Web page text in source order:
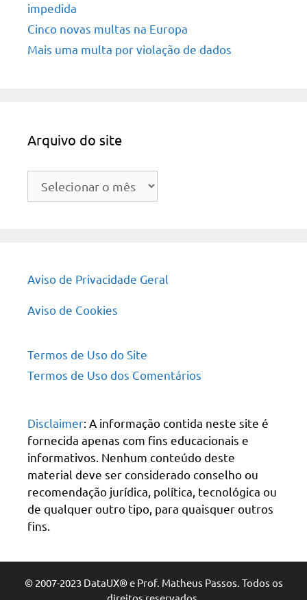
impedida
Cinco novas multas na Europa
Mais uma multa por violação de dados
Arquivo do site
Arquivo
Aviso de Privacidade Geral
Aviso de Cookies
Termos de Uso do Site
Termos de Uso dos Comentários
Disclaimer: A informação contida neste site é
fornecida apenas com fins educacionais e
informativos. Nenhum conteúdo deste
material deve ser considerado conselho ou
recomendação jurídica, política, tecnológica ou
de qualquer outro tipo, para quaisquer outros
fins.
© 2007-2023 DataUX® e Prof. Matheus Passos. Todos os